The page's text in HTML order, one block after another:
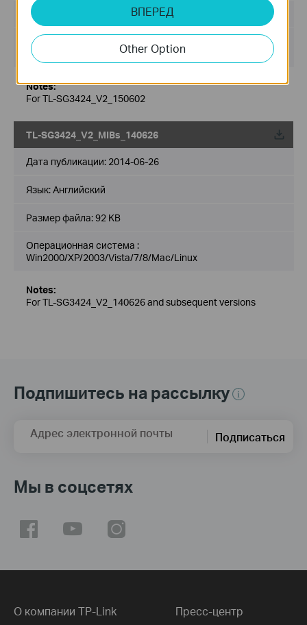
Размер файла:
Операционная система :
Win2000/XP/2003/Vista/7/8/Mac/Linux
Notes:
For TL-SG3424_V2_150602
TL-SG3424_V2_MIBs_140626
Дата публикации: 2014-06-26
Язык:Английский
Размер файла:92 KB
Операционная система :
Win2000/XP/2003/Vista/7/8/Mac/Linux
Notes:
For TL-SG3424_V2_140626 and subsequent versions
Подпишитесь на рассылку
Адрес электронной почты Подписаться
Мы в соцсетях
О компании TP-Link Пресс-центр
ВПЕРЕД
Other Option